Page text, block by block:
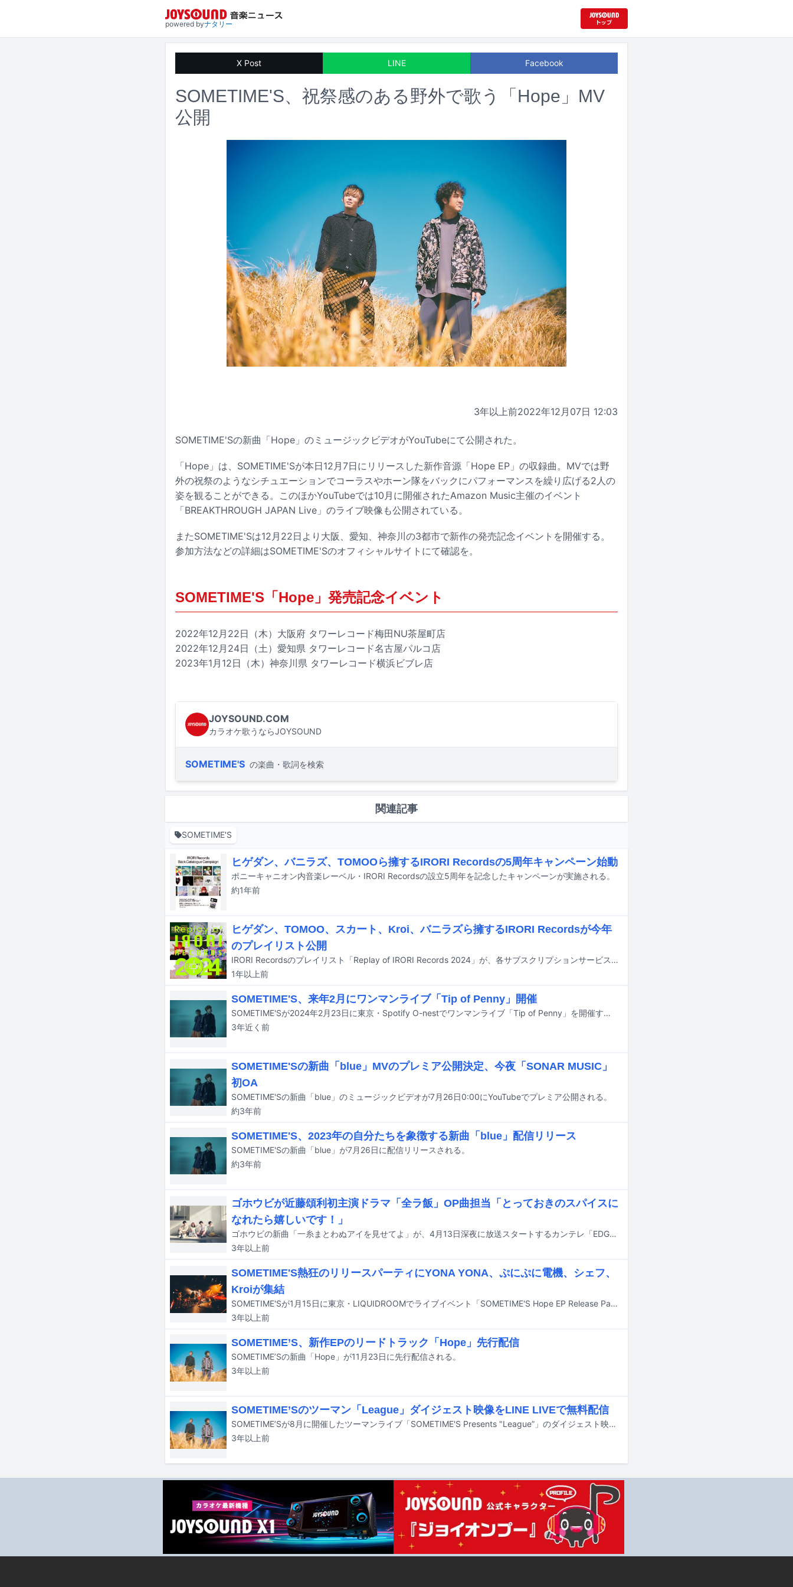
powered byナタリー
X Post LINE Facebook
SOMETIME'S、祝祭感のある野外で歌う「Hope」MV
公開
3年以上前2022年12月07日 12:03
SOMETIME'Sの新曲「Hope」のミュージックビデオがYouTubeにて公開された。
「Hope」は、SOMETIME'Sが本日12月7日にリリースした新作音源「Hope EP」の収録曲。MVでは野
外の祝祭のようなシチュエーションでコーラスやホーン隊をバックにパフォーマンスを繰り広げる2人の
姿を観ることができる。このほかYouTubeでは10月に開催されたAmazon Music主催のイベント
「BREAKTHROUGH JAPAN Live」のライブ映像も公開されている。
またSOMETIME'Sは12月22日より大阪、愛知、神奈川の3都市で新作の発売記念イベントを開催する。
参加方法などの詳細はSOMETIME'Sのオフィシャルサイトにて確認を。
SOMETIME'S「Hope」発売記念イベント
2022年12月22日（木）大阪府 タワーレコード梅田NU茶屋町店
2022年12月24日（土）愛知県 タワーレコード名古屋パルコ店
2023年1月12日（木）神奈川県 タワーレコード横浜ビブレ店
JOYSOUND.COM
カラオケ歌うならJOYSOUND
SOMETIME'S の楽曲・歌詞を検索
関連記事
SOMETIME'S
ヒゲダン、バニラズ、TOMOOら擁するIRORI Recordsの5周年キャンペーン始動
ポニーキャニオン内音楽レーベル・IRORI Recordsの設立5周年を記念したキャンペーンが実施される。
約1年前
ヒゲダン、TOMOO、スカート、Kroi、バニラズら擁するIRORI Recordsが今年
のプレイリスト公開
IRORI Recordsのプレイリスト「Replay of IRORI Records 2024」が、各サブスクリプションサービスで公開された。
1年以上前
SOMETIME'S、来年2月にワンマンライブ「Tip of Penny」開催
SOMETIME'Sが2024年2月23日に東京・Spotify O-nestでワンマンライブ「Tip of Penny」を開催する。
3年近く 前
SOMETIME'Sの新曲「blue」MVのプレミア公開決定、今夜「SONAR MUSIC」
初OA
SOMETIME'Sの新曲「blue」のミュージックビデオが7月26日0:00にYouTubeでプレミア公開される。
約3年前
SOMETIME'S、2023年の自分たちを象徴する新曲「blue」配信リリース
SOMETIME'Sの新曲「blue」が7月26日に配信リリースされる。
約3年前
ゴホウビが近藤頌利初主演ドラマ「全ラ飯」OP曲担当「とっておきのスパイスに
なれたら嬉しいです！」
ゴホウビの新曲「一糸まとわぬアイを見せてよ」が、4月13日深夜に放送スタートするカンテレ「EDGE」枠のテレビドラマ「全ラ飯」のオープニング曲に決定した。
3年以上前
SOMETIME'S熱狂のリリースパーティにYONA YONA、ぷにぷに電機、シェフ、
Kroiが集結
SOMETIME'Sが1月15日に東京・LIQUIDROOMでライブイベント「SOMETIME'S Hope EP Release Party 『NIST』 Supporting Radio J-WAVE」を開催した。
3年以上前
SOMETIME’S、新作EPのリードトラック「Hope」先行配信
SOMETIME’Sの新曲「Hope」が11月23日に先行配信される。
3年以上前
SOMETIME’Sのツーマン「League」ダイジェスト映像をLINE LIVEで無料配信
SOMETIME’Sが8月に開催したツーマンライブ「SOMETIME'S Presents "League”」のダイジェスト映像が、11月18日（金）22:00よりスペースシャワーTV公式LINE LIVEにて無料配信される。
3年以上前